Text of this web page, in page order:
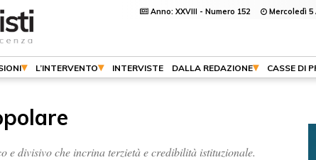
Anno: XXVIII - Numero 152 Mercoledì 5
L’INTERVENTO INTERVISTE DALLA REDAZIONE CASSE DI
e divisivo che incrina terzietà e credibilità istituzionale.